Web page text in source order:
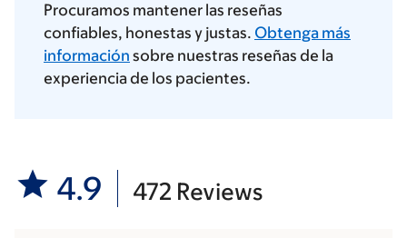
Procuramos mantener las reseñas
confiables, honestas y justas. Obtenga más
información sobre nuestras reseñas de la
experiencia de los pacientes.
4.9 472 Reviews